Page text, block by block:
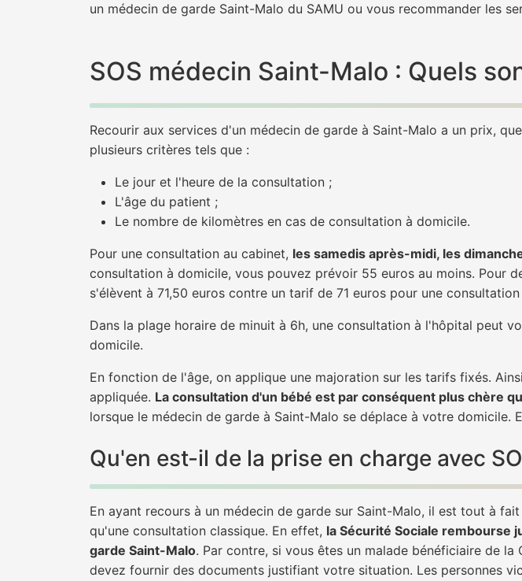
un médecin de garde Saint-Malo du SAMU ou vous recommander les
SOS médecin Saint-Malo : Quels
Recourir aux services d'un médecin de garde à Saint-Malo a un prix,
plusieurs critères tels que :
Le jour et l'heure de la consultation ;
L'âge du patient ;
Le nombre de kilomètres en cas de consultation à domicile.
Pour une consultation au cabinet, les samedis après-midi, les
consultation à domicile, vous pouvez prévoir 55 euros au moins. Pour
s'élèvent à 71,50 euros contre un tarif de 71 euros pour une
Dans la plage horaire de minuit à 6h, une consultation à l'hôpital peut
domicile.
En fonction de l'âge, on applique une majoration sur les tarifs fixés.
appliquée. La consultation d'un bébé est par conséquent plus chère
lorsque le médecin de garde à Saint-Malo se déplace à votre domicile.
Qu'en est-il de la prise en charge avec
En ayant recours à un médecin de garde sur Saint-Malo, il est tout à
qu'une consultation classique. En effet, la Sécurité Sociale rembourse
garde Saint-Malo. Par contre, si vous êtes un malade bénéficiaire de
devez fournir des documents justifiant votre situation. Les personnes